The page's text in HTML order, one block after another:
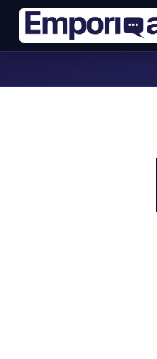
Премини към